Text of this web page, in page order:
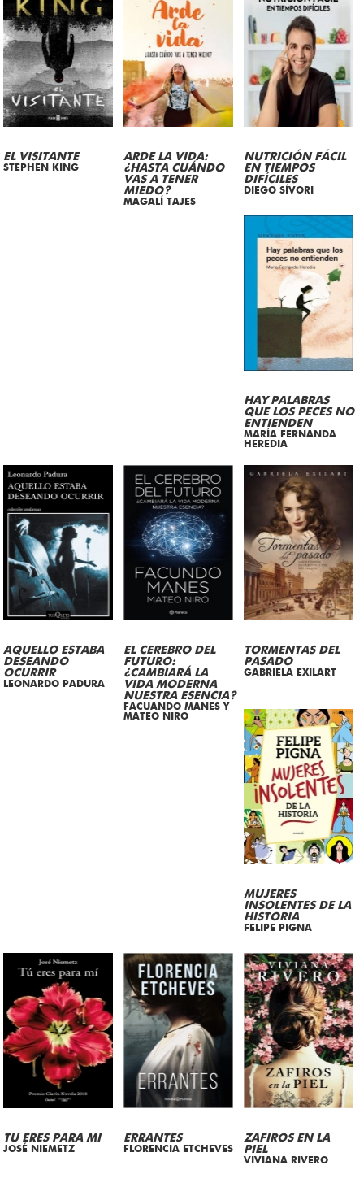
EL VISITANTE
STEPHEN KING
ARDE LA VIDA:
¿HASTA CUÁNDO
VAS A TENER
MIEDO?
MAGALÍ TAJES
NUTRICIÓN FÁCIL
EN TIEMPOS
DIFÍCILES
DIEGO SÍVORI
HAY PALABRAS
QUE LOS PECES NO
ENTIENDEN
MARÍA FERNANDA
HEREDIA
AQUELLO ESTABA
DESEANDO
OCURRIR
LEONARDO PADURA
EL CEREBRO DEL
FUTURO:
¿CAMBIARÁ LA
VIDA MODERNA
NUESTRA ESENCIA?
FACUANDO MANES Y
MATEO NIRO
TORMENTAS DEL
PASADO
GABRIELA EXILART
MUJERES
INSOLENTES DE LA
HISTORIA
FELIPE PIGNA
TU ERES PARA MI
JOSÉ NIEMETZ
ERRANTES
FLORENCIA ETCHEVES
ZAFIROS EN LA
PIEL
VIVIANA RIVERO